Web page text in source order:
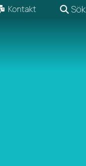
Kontakt Sök